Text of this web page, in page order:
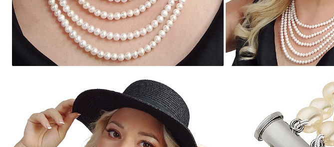
Seturi Perle cu Argint
Brățări cu Perle
Pandantive cu Perle
Brose cu Perle